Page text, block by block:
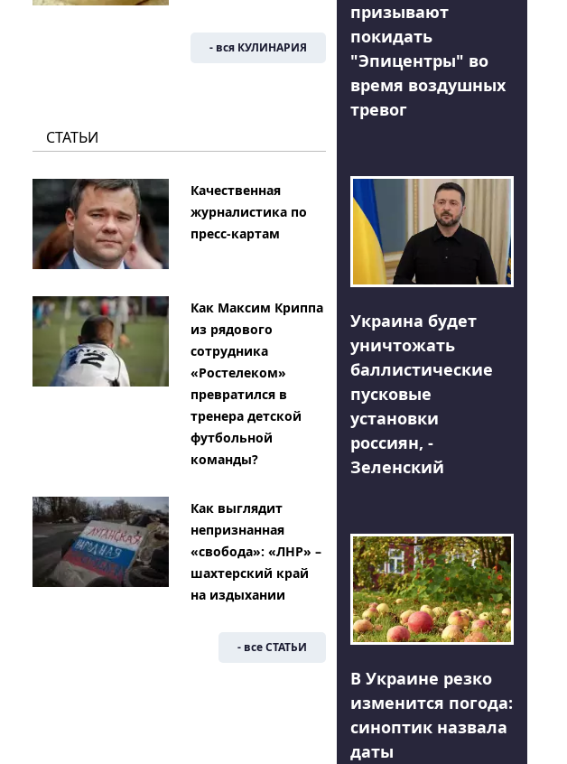
- вся КУЛИНАРИЯ
СТАТЬИ
Качественная
журналистика по
пресс-картам
Как Максим Криппа
из рядового
сотрудника
«Ростелеком»
превратился в
тренера детской
футбольной
команды?
Как выглядит
непризнанная
«свобода»: «ЛНР» –
шахтерский край
на издыхании
- все СТАТЬИ
призывают
покидать
"Эпицентры" во
время воздушных
тревог
Украина будет
уничтожать
баллистические
пусковые
установки
россиян, -
Зеленский
В Украине резко
изменится погода:
синоптик назвала
даты